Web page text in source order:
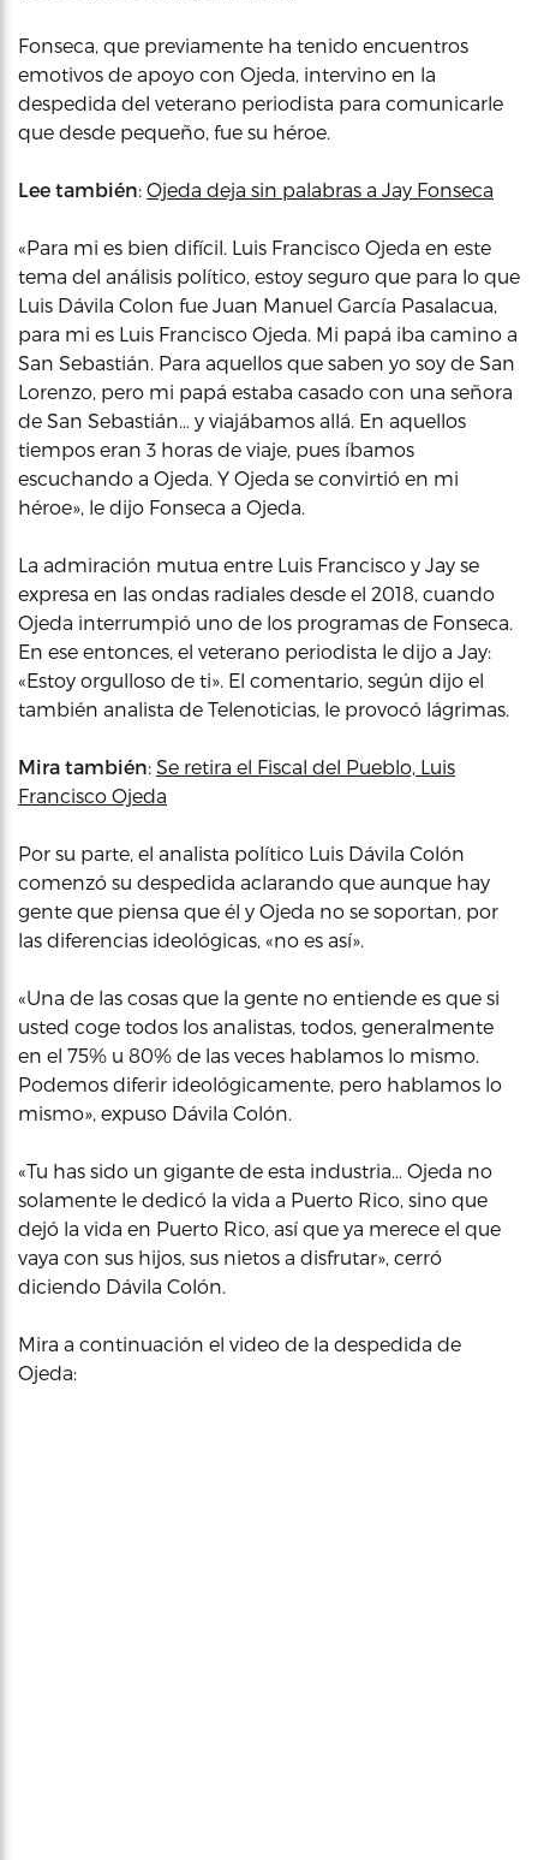
Fonseca, que previamente ha tenido encuentros
emotivos de apoyo con Ojeda, intervino en la
despedida del veterano periodista para comunicarle
que desde pequeño, fue su héroe.
Lee también: Ojeda deja sin palabras a Jay Fonseca
«Para mi es bien difícil. Luis Francisco Ojeda en este
tema del análisis político, estoy seguro que para lo que
Luis Dávila Colon fue Juan Manuel García Pasalacua,
para mi es Luis Francisco Ojeda. Mi papá iba camino a
San Sebastián. Para aquellos que saben yo soy de San
Lorenzo, pero mi papá estaba casado con una señora
de San Sebastián… y viajábamos allá. En aquellos
tiempos eran 3 horas de viaje, pues íbamos
escuchando a Ojeda. Y Ojeda se convirtió en mi
héroe», le dijo Fonseca a Ojeda.
La admiración mutua entre Luis Francisco y Jay se
expresa en las ondas radiales desde el 2018, cuando
Ojeda interrumpió uno de los programas de Fonseca.
En ese entonces, el veterano periodista le dijo a Jay:
«Estoy orgulloso de ti». El comentario, según dijo el
también analista de Telenoticias, le provocó lágrimas.
Mira también: Se retira el Fiscal del Pueblo, Luis
Francisco Ojeda
Por su parte, el analista político Luis Dávila Colón
comenzó su despedida aclarando que aunque hay
gente que piensa que él y Ojeda no se soportan, por
las diferencias ideológicas, «no es así».
«Una de las cosas que la gente no entiende es que si
usted coge todos los analistas, todos, generalmente
en el 75% u 80% de las veces hablamos lo mismo.
Podemos diferir ideológicamente, pero hablamos lo
mismo», expuso Dávila Colón.
«Tu has sido un gigante de esta industria… Ojeda no
solamente le dedicó la vida a Puerto Rico, sino que
dejó la vida en Puerto Rico, así que ya merece el que
vaya con sus hijos, sus nietos a disfrutar», cerró
diciendo Dávila Colón.
Mira a continuación el video de la despedida de
Ojeda: